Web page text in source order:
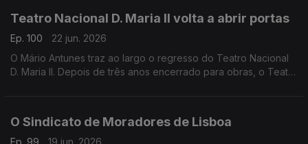
Teatro Nacional D. Maria II volta a abrir portas
Ep. 100
22 jun. 2026
O Mário Antunes traz ao largo o regresso do Teatro Nacional
D. Maria II. Depois de três anos encerrado para obras, o Teatro
O Sindicato de Moradores de Lisboa
Ep. 99
19 jun. 2026